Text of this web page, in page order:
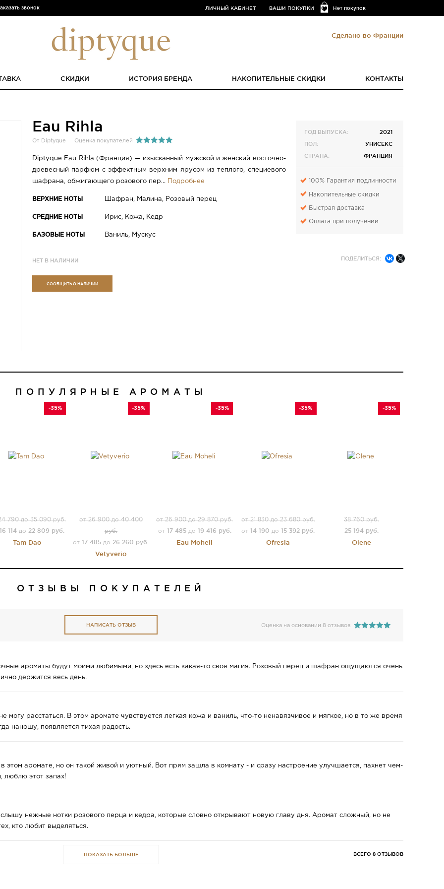
звонок Нет покупок
ЛИЧНЫЙ КАБИНЕТ ВАШИ ПОКУПКИ
Сделано во Франции
СКИДКИ ИСТОРИЯ БРЕНДА НАКОПИТЕЛЬНЫЕ СКИДКИ КОНТАКТЫ
Eau Rihla
От Diptyque Оценка покупателей
Diptyque Eau Rihla (Франция) — изысканный мужской и женский восточно-
древесный парфюм с эффектным верхним ярусом из теплого, специевого
шафрана, обжигающего розового пер... Подробнее
ВЕРХНИЕ НОТЫ Шафран, Малина, Розовый перец
СРЕДНИЕ НОТЫ Ирис, Кожа, Кедр
БАЗОВЫЕ НОТЫ Ваниль, Мускус
ГОД ВЫПУСКА:
2021
ПОЛ:
УНИСЕКС
СТРАНА:
ФРАНЦИЯ
100% Гарантия подлинности
Накопительные скидки
Быстрая доставка
Оплата при получении
НЕТ В НАЛИЧИИ
СООБЩИТЬ О НАЛИЧИИ
ПОДЕЛИТЬСЯ:
ПОПУЛЯРНЫЕ АРОМАТЫ
-35%
790 до 35 090 руб.
16 114до 22 809 руб.
Tam Dao
-35%
от 26 900 до 40 400
руб.
от17 485 до 26 260 руб.
Vetyverio
-35%
от 26 900 до 29 870 руб.
от 17 485до 19 416 руб.
Eau Moheli
-35%
от 21 830 до 23 680 руб.
от14 190 до15 392 руб.
Ofresia
-35%
38 760 руб.
25 194 руб.
Olene
ОТЗЫВЫ ПОКУПАТЕЛЕЙ
НАПИСАТЬ ОТЗЫВ Оценка на основании 8 отзывов
ароматы будут моими любимыми, но здесь есть какая-то своя магия. Розовый перец и шафран ощущаются очень
держится весь день.
могу расстаться. В этом аромате чувствуется легкая кожа и ваниль, что-то ненавязчивое и мягкое, но в то же время
наношу, появляется тихая радость.
в этом аромате, но он такой живой и уютный. Вот прям зашла в комнату - и сразу настроение улучшается, пахнет чем-
люблю этот запах!
нежные нотки розового перца и кедра, которые словно открывают новую главу дня. Аромат сложный, но не
кто любит выделяться.
ВСЕГО 8 ОТЗЫВОВ
ПОКАЗАТЬ БОЛЬШЕ